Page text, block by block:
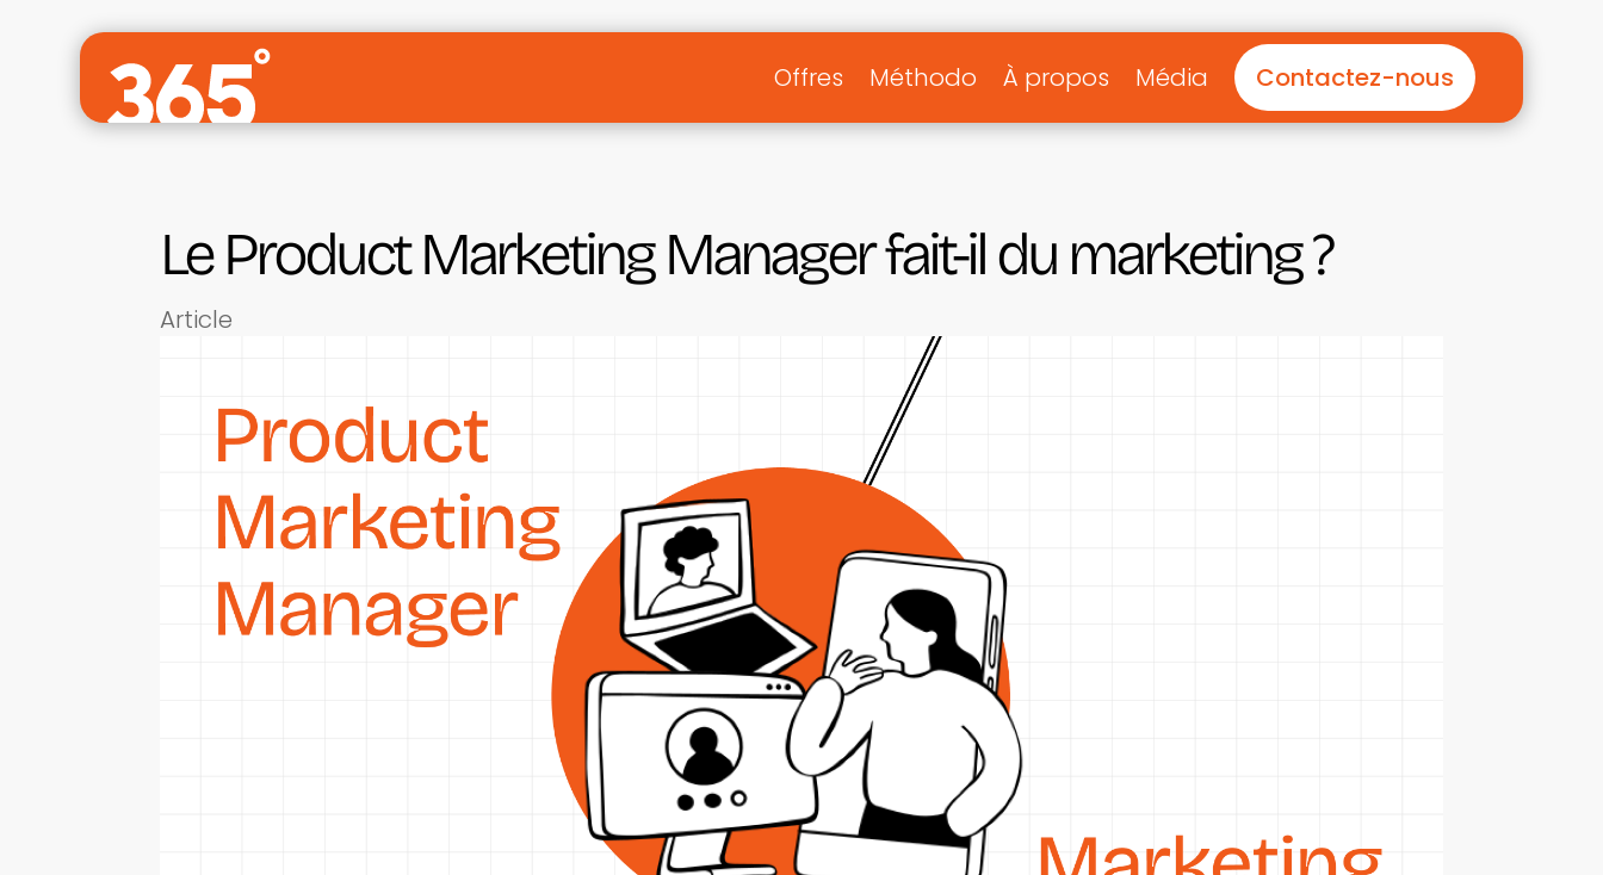
Offres Méthodo À propos Média Contactez-nous
Le Product Marketing Manager fait-il du marketing ?
Article